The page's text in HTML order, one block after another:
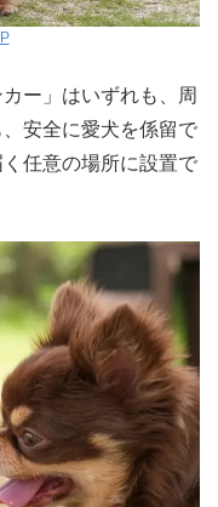
ー」はいずれも、周
安全に愛犬を係留で
任意の場所に設置で